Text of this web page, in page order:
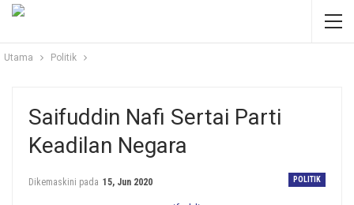
Utama Politik
Saifuddin Nafi Sertai Parti
Keadilan Negara
POLITIK
Dikemaskini pada 15, Jun 2020